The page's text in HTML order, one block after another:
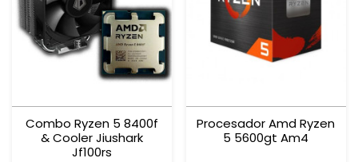
Combo Ryzen 5 8400f
& Cooler Jiushark
Jf100rs
Procesador Amd Ryzen
5 5600gt Am4